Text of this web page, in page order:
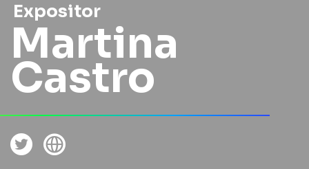
Expositor
Martina
Castro